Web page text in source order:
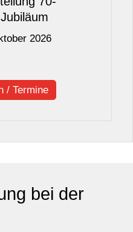
2026
/ Termine
bei der